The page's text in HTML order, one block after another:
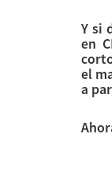
Y si
en
el
a